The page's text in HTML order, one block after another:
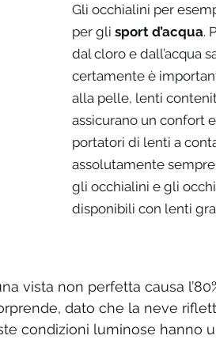
Gli occhialini per
per gli sport d’acqua.
dal cloro e dall’acqua
certamente è
alla pelle, lenti
assicurano un confort
portatori di lenti a
assolutamente
gli occhialini e gli
disponibili con lenti
vista non perfetta causa
dato che la neve
condizioni luminose hanno